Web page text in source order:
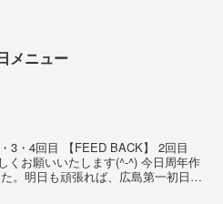
メニュー
3・4回目 【FEED BACK】 2回目
くお願いいたします(^-^) 今日周年作
。明日も頑張れば、広島第一初日に